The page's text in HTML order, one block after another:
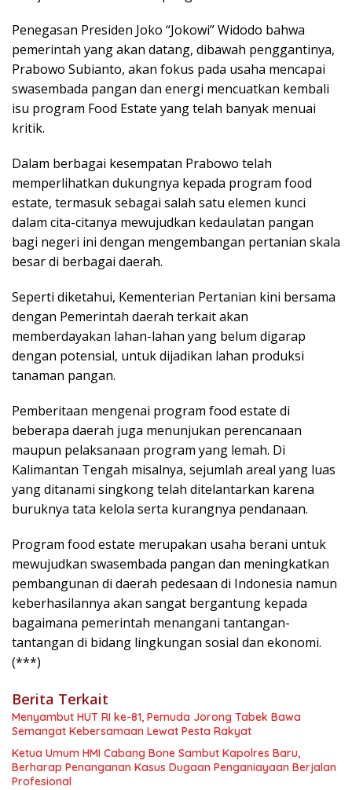
Penegasan Presiden Joko “Jokowi” Widodo bahwa
pemerintah yang akan datang, dibawah penggantinya,
Prabowo Subianto, akan fokus pada usaha mencapai
swasembada pangan dan energi mencuatkan kembali
isu program Food Estate yang telah banyak menuai
kritik.
Dalam berbagai kesempatan Prabowo telah
memperlihatkan dukungnya kepada program food
estate, termasuk sebagai salah satu elemen kunci
dalam cita-citanya mewujudkan kedaulatan pangan
bagi negeri ini dengan mengembangan pertanian skala
besar di berbagai daerah.
Seperti diketahui, Kementerian Pertanian kini bersama
dengan Pemerintah daerah terkait akan
memberdayakan lahan-lahan yang belum digarap
dengan potensial, untuk dijadikan lahan produksi
tanaman pangan.
Pemberitaan mengenai program food estate di
beberapa daerah juga menunjukan perencanaan
maupun pelaksanaan program yang lemah. Di
Kalimantan Tengah misalnya, sejumlah areal yang luas
yang ditanami singkong telah ditelantarkan karena
buruknya tata kelola serta kurangnya pendanaan.
Program food estate merupakan usaha berani untuk
mewujudkan swasembada pangan dan meningkatkan
pembangunan di daerah pedesaan di Indonesia namun
keberhasilannya akan sangat bergantung kepada
bagaimana pemerintah menangani tantangan-
tantangan di bidang lingkungan sosial dan ekonomi.
(***)
Berita Terkait
Menyambut HUT RI ke-81, Pemuda Jorong Tabek Bawa
Semangat Kebersamaan Lewat Pesta Rakyat
Ketua Umum HMI Cabang Bone Sambut Kapolres Baru,
Berharap Penanganan Kasus Dugaan Penganiayaan Berjalan
Profesional